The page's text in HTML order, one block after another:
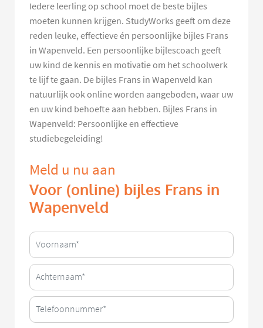
Iedere leerling op school moet de beste bijles
moeten kunnen krijgen. StudyWorks geeft om deze
reden leuke, effectieve én persoonlijke bijles Frans
in Wapenveld. Een persoonlijke bijlescoach geeft
uw kind de kennis en motivatie om het schoolwerk
te lijf te gaan. De bijles Frans in Wapenveld kan
natuurlijk ook online worden aangeboden, waar uw
en uw kind behoefte aan hebben. Bijles Frans in
Wapenveld: Persoonlijke en effectieve
studiebegeleiding!
Meld u nu aan
Voor (online) bijles Frans in
Wapenveld